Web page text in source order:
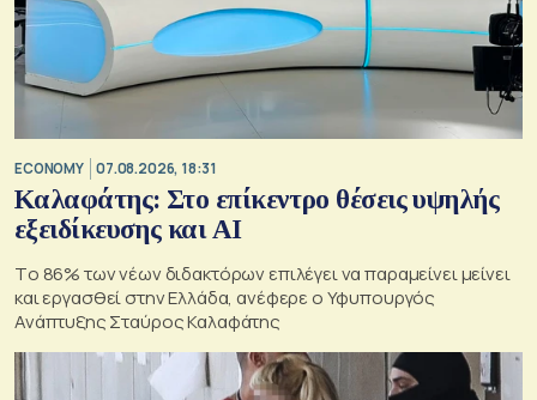
ECONOMY 07.08.2026, 18:31
Καλαφάτης: Στο επίκεντρο θέσεις υψηλής
εξειδίκευσης και AI
Tο 86% των νέων διδακτόρων επιλέγει να παραμείνει μείνει
και εργασθεί στην Ελλάδα, ανέφερε ο Υφυπουργός
Ανάπτυξης Σταύρος Καλαφάτης